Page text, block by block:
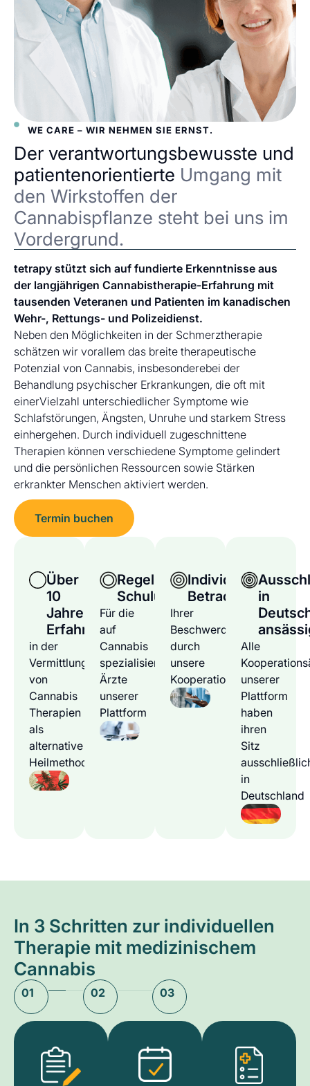
WE CARE – WIR NEHMEN SIE ERNST.
Der verantwortungsbewusste und
patientenorientierte Umgang mit
den Wirkstoffen der
Cannabispflanze steht bei uns im
Vordergrund.
tetrapy stützt sich auf fundierte Erkenntnisse aus
der langjährigen Cannabistherapie-Erfahrung mit
tausenden Veteranen und Patienten im kanadischen
Wehr-, Rettungs- und Polizeidienst.
Neben den Möglichkeiten in der Schmerztherapie
schätzen wir vorallem das breite therapeutische
Potenzial von Cannabis, insbesonderebei der
Behandlung psychischer Erkrankungen, die oft mit
einerVielzahl unterschiedlicher Symptome wie
Schlafstörungen, Ängsten, Unruhe und starkem Stress
einhergehen. Durch individuell zugeschnittene
Therapien können verschiedene Symptome gelindert
und die persönlichen Ressourcen sowie Stärken
erkrankter Menschen aktiviert werden.
Termin buchen
Über
10
Jahre
Erfahrung
in der
Vermittlung
von
Cannabis
Therapien
als
alternative
Heilmethode
Regelmäßige
Schulungen
Für die
auf
Cannabis
spezialisierten
Ärzte
unserer
Plattform
Individuelle
Betrachtung
Ihrer
Beschwerden
durch
unsere
Kooperationsärzte
in
Alle
unserer
Plattform
haben
ihren
Sitz
in
Deutschland
In 3 Schritten zur individuellen
Therapie mit medizinischem
Cannabis
01 02 03